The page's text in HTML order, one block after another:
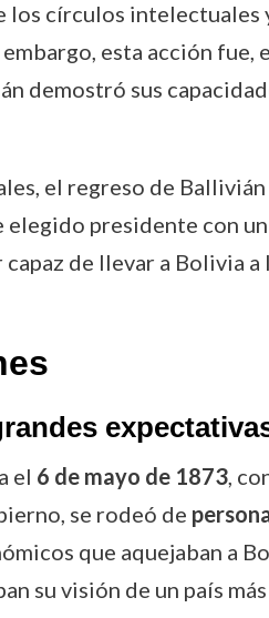
círculos
esta acción
demostró sus
el regreso de
elegido presidente con un
de llevar a Bolivia
el 6 de mayo de 1873,
se rodeó de
que aquejaban a
su visión de un país